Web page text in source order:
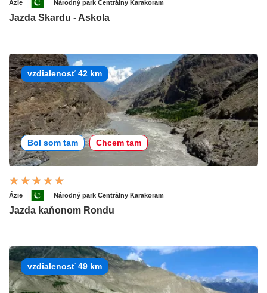
Ázie Národný park Centrálny Karakoram
Jazda Skardu - Askola
vzdialenosť 42 km
Bol som tam Chcem tam
Ázie Národný park Centrálny Karakoram
Jazda kaňonom Rondu
vzdialenosť 49 km